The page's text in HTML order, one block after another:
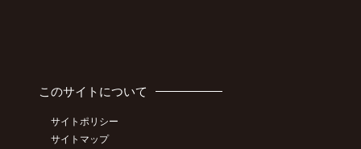
このサイトについて
サイトポリシー
サイトマップ